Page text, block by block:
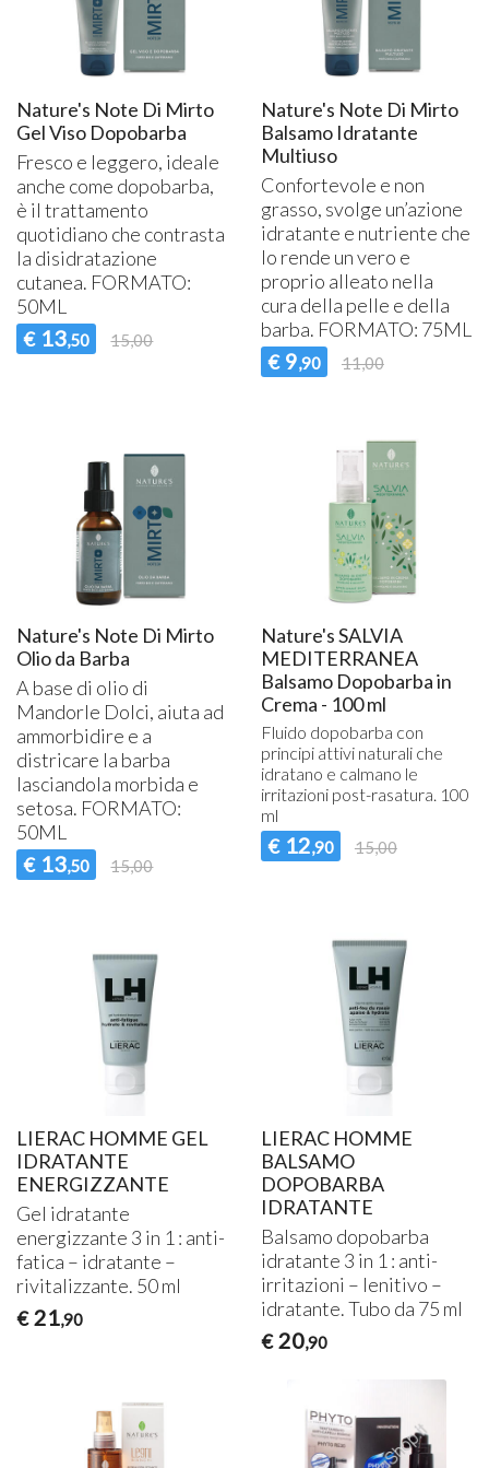
Nature's Note Di Mirto
Gel Viso Dopobarba
Fresco e leggero, ideale
anche come dopobarba,
è il trattamento
quotidiano che contrasta
la disidratazione
cutanea. FORMATO:
50ML
€ 13,50 15,00
Nature's Note Di Mirto
Balsamo Idratante
Multiuso
Confortevole e non
grasso, svolge un’azione
idratante e nutriente che
lo rende un vero e
proprio alleato nella
cura della pelle e della
barba. FORMATO: 75ML
€ 9,90 11,00
Nature's Note Di Mirto
Olio da Barba
A base di olio di
Mandorle Dolci, aiuta ad
ammorbidire e a
districare la barba
lasciandola morbida e
setosa. FORMATO:
50ML
€ 13,50 15,00
Nature's SALVIA
MEDITERRANEA
Balsamo Dopobarba in
Crema - 100 ml
Fluido dopobarba con
principi attivi naturali che
idratano e calmano le
irritazioni post-rasatura. 100
ml
€ 12,90 15,00
LIERAC HOMME GEL
IDRATANTE
ENERGIZZANTE
Gel idratante
energizzante 3 in 1 : anti-
fatica – idratante –
rivitalizzante. 50 ml
€ 21,90
LIERAC HOMME
BALSAMO
DOPOBARBA
IDRATANTE
Balsamo dopobarba
idratante 3 in 1 : anti-
irritazioni – lenitivo –
idratante. Tubo da 75 ml
€ 20,90